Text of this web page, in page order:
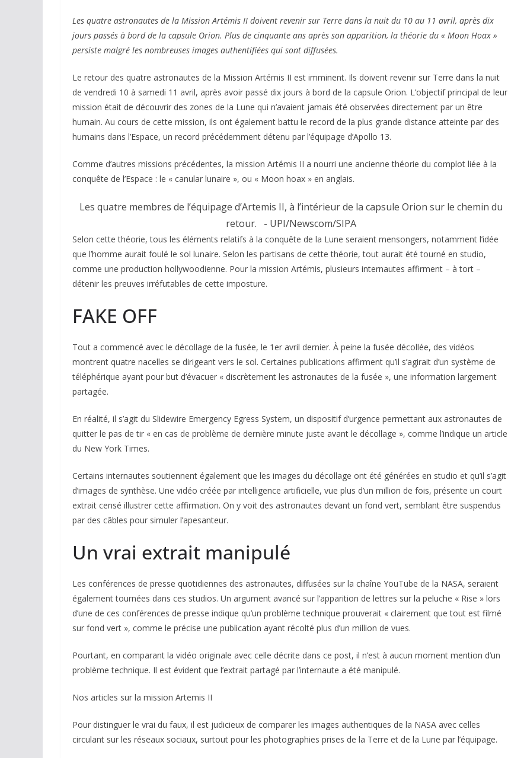
Les quatre astronautes de la Mission Artémis II doivent revenir sur Terre dans la nuit du 10 au 11 avril, après dix
jours passés à bord de la capsule Orion. Plus de cinquante ans après son apparition, la théorie du « Moon Hoax »
persiste malgré les nombreuses images authentifiées qui sont diffusées.
Le retour des quatre astronautes de la Mission Artémis II est imminent. Ils doivent revenir sur Terre dans la nuit
de vendredi 10 à samedi 11 avril, après avoir passé dix jours à bord de la capsule Orion. L’objectif principal de leur
mission était de découvrir des zones de la Lune qui n’avaient jamais été observées directement par un être
humain. Au cours de cette mission, ils ont également battu le record de la plus grande distance atteinte par des
humains dans l’Espace, un record précédemment détenu par l’équipage d’Apollo 13.
Comme d’autres missions précédentes, la mission Artémis II a nourri une ancienne théorie du complot liée à la
conquête de l’Espace : le « canular lunaire », ou « Moon hoax » en anglais.
Les quatre membres de l’équipage d’Artemis II, à l’intérieur de la capsule Orion sur le chemin du
retour.
- UPI/Newscom/SIPA
Selon cette théorie, tous les éléments relatifs à la conquête de la Lune seraient mensongers, notamment l’idée
que l’homme aurait foulé le sol lunaire. Selon les partisans de cette théorie, tout aurait été tourné en studio,
comme une production hollywoodienne. Pour la mission Artémis, plusieurs internautes affirment – à tort –
détenir les preuves irréfutables de cette imposture.
FAKE OFF
Tout a commencé avec le décollage de la fusée, le 1er avril dernier. À peine la fusée décollée, des vidéos
montrent quatre nacelles se dirigeant vers le sol. Certaines publications affirment qu’il s’agirait d’un système de
téléphérique ayant pour but d’évacuer « discrètement les astronautes de la fusée », une information largement
partagée.
En réalité, il s’agit du Slidewire Emergency Egress System, un dispositif d’urgence permettant aux astronautes de
quitter le pas de tir « en cas de problème de dernière minute juste avant le décollage », comme l’indique un article
du New York Times.
Certains internautes soutiennent également que les images du décollage ont été générées en studio et qu’il s’agit
d’images de synthèse. Une vidéo créée par intelligence artificielle, vue plus d’un million de fois, présente un court
extrait censé illustrer cette affirmation. On y voit des astronautes devant un fond vert, semblant être suspendus
par des câbles pour simuler l’apesanteur.
Un vrai extrait manipulé
Les conférences de presse quotidiennes des astronautes, diffusées sur la chaîne YouTube de la NASA, seraient
également tournées dans ces studios. Un argument avancé sur l’apparition de lettres sur la peluche « Rise » lors
d’une de ces conférences de presse indique qu’un problème technique prouverait « clairement que tout est filmé
sur fond vert », comme le précise une publication ayant récolté plus d’un million de vues.
Pourtant, en comparant la vidéo originale avec celle décrite dans ce post, il n’est à aucun moment mention d’un
problème technique. Il est évident que l’extrait partagé par l’internaute a été manipulé.
Nos articles sur la mission Artemis II
Pour distinguer le vrai du faux, il est judicieux de comparer les images authentiques de la NASA avec celles
circulant sur les réseaux sociaux, surtout pour les photographies prises de la Terre et de la Lune par l’équipage.